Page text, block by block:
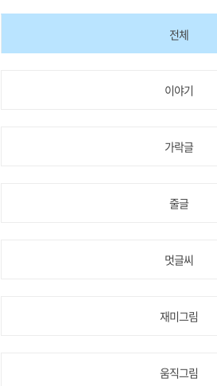
전체
이야기
가락글
줄글
멋글씨
재미그림
움직그림